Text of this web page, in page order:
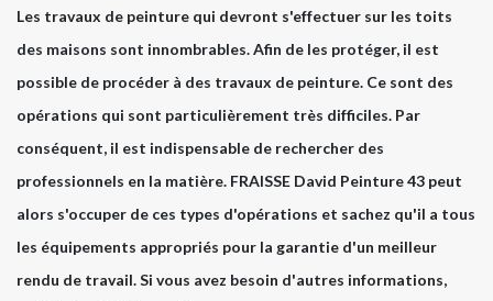
Les travaux de peinture qui devront s'effectuer sur les toits
des maisons sont innombrables. Afin de les protéger, il est
possible de procéder à des travaux de peinture. Ce sont des
opérations qui sont particulièrement très difficiles. Par
conséquent, il est indispensable de rechercher des
professionnels en la matière. FRAISSE David Peinture 43 peut
alors s'occuper de ces types d'opérations et sachez qu'il a tous
les équipements appropriés pour la garantie d'un meilleur
rendu de travail. Si vous avez besoin d'autres informations,